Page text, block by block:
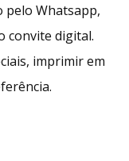
pelo Whatsapp,
convite digital.
imprimir em